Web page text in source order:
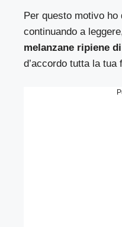
Per questo motivo
continuando a
melanzane ripiene
d’accordo tutta la tua